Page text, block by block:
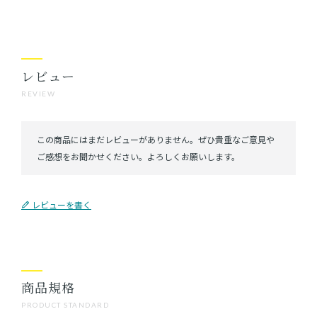
REVIEW
レビュー
レビューを書く
PRODUCT STANDARD
商品規格